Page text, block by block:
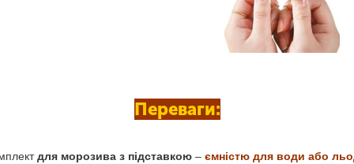
Переваги:
для морозива з підставкою – ємністю для води або